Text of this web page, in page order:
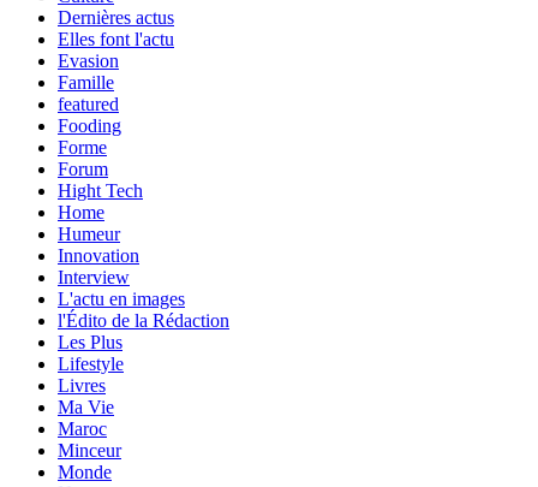
Dernières actus
Elles font l'actu
Evasion
Famille
featured
Fooding
Forme
Forum
Hight Tech
Home
Humeur
Innovation
Interview
L'actu en images
l'Édito de la Rédaction
Les Plus
Lifestyle
Livres
Ma Vie
Maroc
Minceur
Monde